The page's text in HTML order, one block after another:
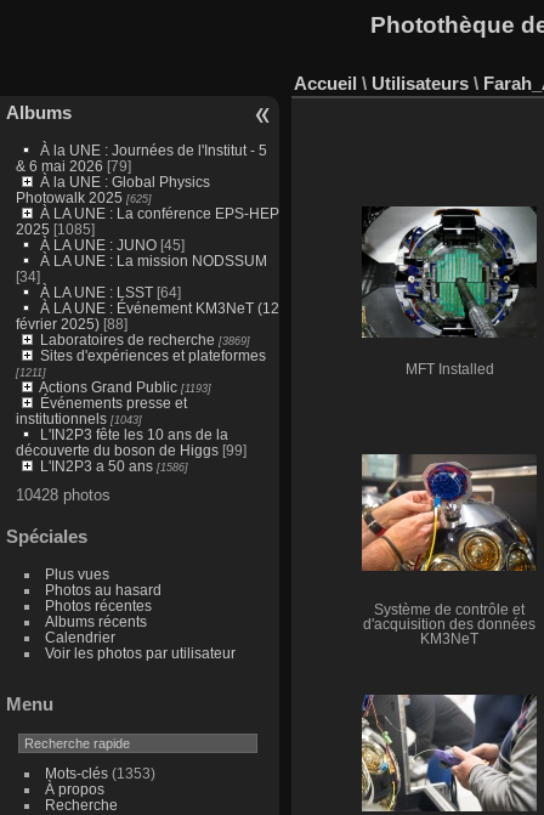
Photothèque
Albums
À la UNE : Journées de l'Institut - 5
& 6 mai 2026 [79]
À la UNE : Global Physics
Photowalk 2025 [625]
À LA UNE : La conférence EPS-HEP
2025 [1085]
À LA UNE : JUNO [45]
À LA UNE : La mission NODSSUM
[34]
À LA UNE : LSST[64]
À LA UNE : Événement KM3NeT (12
février 2025)[88]
Laboratoires de recherche [3869]
Sites d'expériences et plateformes
[1211]
Actions Grand Public[1193]
Événements presse et
institutionnels[1043]
L'IN2P3 fête les 10 ans de la
découverte du boson de Higgs[99]
L'IN2P3 a 50 ans[1586]
10428 photos
Spéciales
Plus vues
Photos au hasard
Photos récentes
Albums récents
Calendrier
Voir les photos par utilisateur
Menu
Mots-clés(1353)
À propos
Recherche
Accueil \ Utilisateurs \
MFT Installed
Système de contrôle et
d'acquisition des données
KM3NeT